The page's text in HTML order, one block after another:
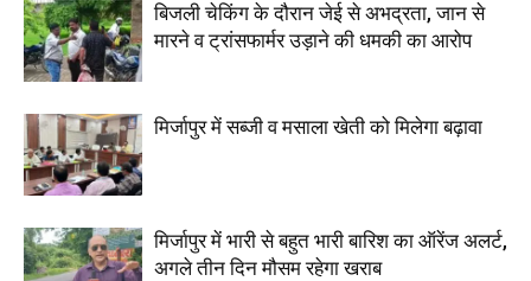
बिजली चेकिंग के दौरान जेई से अभद्रता, जान से
मारने व ट्रांसफार्मर उड़ाने की धमकी का आरोप
मिर्जापुर में सब्जी व मसाला खेती को मिलेगा बढ़ावा
मिर्जापुर में भारी से बहुत भारी बारिश का ऑरेंज अलर्ट,
अगले तीन दिन मौसम रहेगा खराब